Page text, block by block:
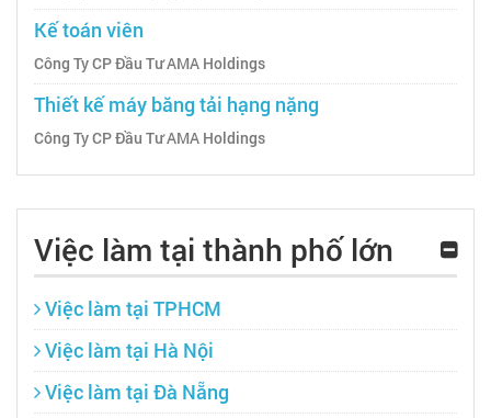
Kế toán viên
Công Ty CP Đầu Tư AMA Holdings
Thiết kế máy băng tải hạng nặng
Công Ty CP Đầu Tư AMA Holdings
Việc làm tại thành phố lớn
Việc làm tại TPHCM
Việc làm tại Hà Nội
Việc làm tại Đà Nẵng